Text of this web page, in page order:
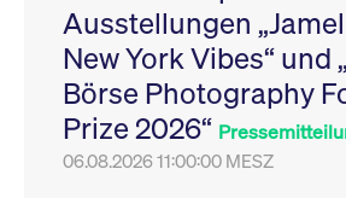
Ausstellungen
New York Vibes“ und
Börse Photography
Prize 2026“
06.08.2026 11:00:00 MESZ
VISITOR_PRIVACY_METADATA
YouTube
.youtube.com